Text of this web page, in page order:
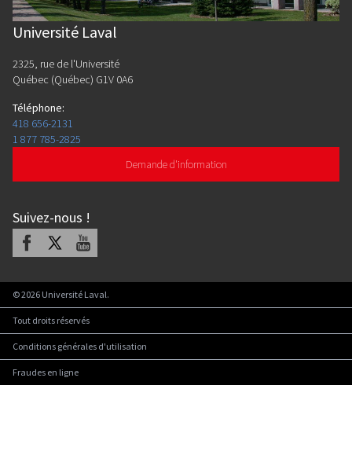
Université Laval
2325, rue de l'Université
Québec (Québec) G1V 0A6
Téléphone:
418 656-2131
1 877 785-2825
Demande d'information
Suivez-nous !
Facebook Youtube
©2026 Université Laval.
Tout droits réservés
Conditions générales d'utilisation
Fraudes en ligne